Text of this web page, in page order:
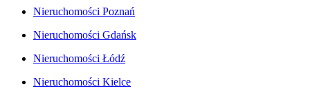
Nieruchomości Poznań
Nieruchomości Gdańsk
Nieruchomości Łódź
Nieruchomości Kielce